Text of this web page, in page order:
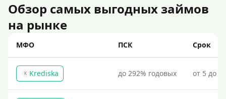
Обзор самых выгодных займов
на рынке
МФО ПСК Срок
K Krediska до 292% годовых от 5 до